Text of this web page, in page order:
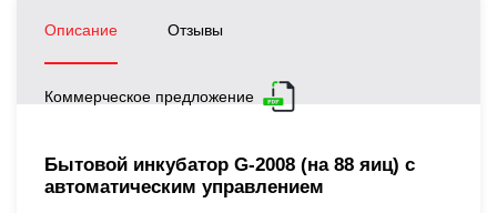
Описание Отзывы
Коммерческое предложение
Бытовой инкубатор G-2008 (на 88 яиц) с
автоматическим управлением